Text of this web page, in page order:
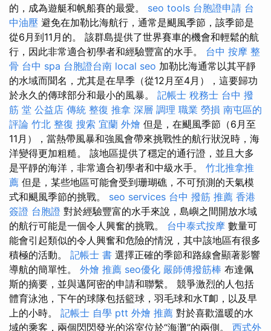
的，成為遊艇和帆船賽的最愛。 seo tools 台胞證申請 台
中油壓 避免在加勒比海航行，通常是颶風季節，該季節是
從6月到11月的。 該群島提供了世界賽車的機會和輕鬆的航
行，因此非常適合初學者和經驗豐富的水手。 台中 按摩 整
骨 台中 spa 台胞證台南 local seo 加勒比海通常以其平靜
的水域而聞名，尤其是在旱季（從12月至4月），這要歸功
於永久的傳球部分和最小的風暴。 記帳士 稅務士 台中 撥
筋 堂 公益店 傳統 整復 推拿 深層 調理 職業 勞損 南屯區的
評論 竹北 整復 搜索 宜蘭 外燴 但是，在颶風季節（6月至
11月），當熱帶風暴和強風會帶來挑戰性的航行狀況時，海
洋變得更加粗糙。 該地區提供了穩定的通行證，並且大多
是平靜的海洋，非常適合初學者和中級水手。 竹北推拿推
薦 但是，某些地區可能會受到珊瑚礁，不可預測的天氣模
式和颶風季節的挑戰。 seo services 台中 撥筋 推薦 香港
簽證 台胞證 對於經驗豐富的水手來說，島嶼之間開放水域
的航行可能是一個令人興奮的挑戰。 台中泰式按摩 數量可
能會引起類似的令人興奮和危險的情況，其中該地區有很多
積極的活動。 記帳士 書 選擇正確的季節和路線會顯著影響
導航的簡單性。 外燴 推薦 seo優化 嚴師傅撥筋棒 布達佩
斯的摘要，並與邁阿密的申請和聯繫。 競爭激烈的人包括
體育泳池，下午的球隊包括籃球，羽毛球和水T卹，以及早
上的小時。 記帳士 自學 ptt 外燴 推薦 對於喜歡溫暖的水
域的乘客，兩個閃閃發光的浴室位於“海灘”的兩側。 西式外